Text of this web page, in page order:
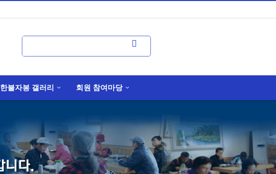
한불자봉 갤러리 회원 참여마당